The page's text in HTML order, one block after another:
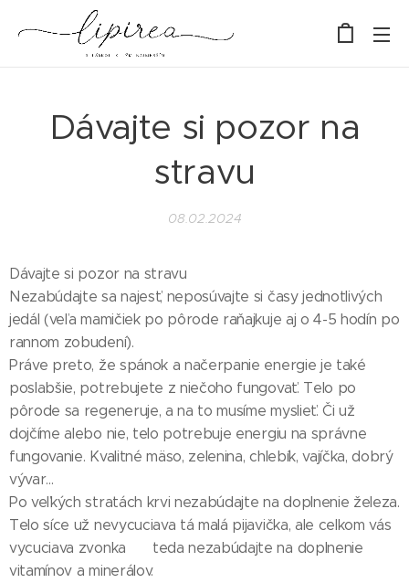
Dávajte si pozor na
stravu
08.02.2024
Dávajte si pozor na stravu 🙏
Nezabúdajte sa najesť, neposúvajte si časy jednotlivých
jedál (veľa mamičiek po pôrode raňajkuje aj o 4-5 hodín po
rannom zobudení).
Práve preto, že spánok a načerpanie energie je také
poslabšie, potrebujete z niečoho fungovať. Telo po
pôrode sa regeneruje, a na to musíme myslieť. Či už
dojčíme alebo nie, telo potrebuje energiu na správne
fungovanie. Kvalitné mäso, zelenina, chlebík, vajíčka, dobrý
vývar...
Po veľkých stratách krvi nezabúdajte na doplnenie železa.
Telo síce už nevycuciava tá malá pijavička, ale celkom vás
vycuciava zvonka 🙃 teda nezabúdajte na doplnenie
vitamínov a minerálov.